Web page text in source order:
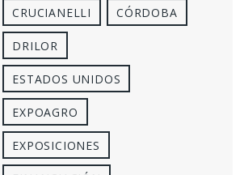
CRUCIANELLI CÓRDOBA
DRILOR
ESTADOS UNIDOS
EXPOAGRO
EXPOSICIONES